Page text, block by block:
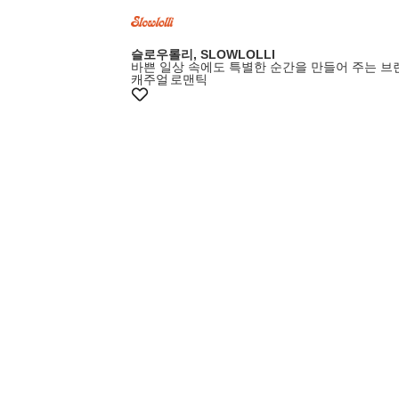
슬로우롤리, SLOWLOLLI
바쁜 일상 속에도 특별한 순간을 만들어 주는 브
캐주얼 로맨틱